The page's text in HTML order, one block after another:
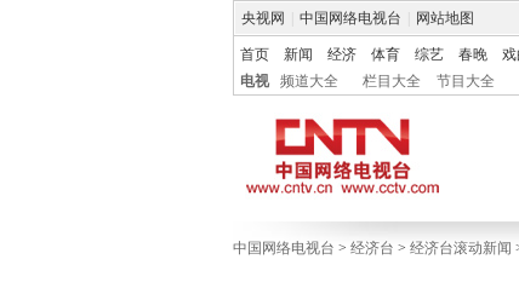
央视网 中国网络电视台 网站地图
首页 新闻 经济 体育 综艺 春晚 戏
电视
频道大全 栏目大全 节目大全
中国网络电视台 > 经济台 > 经济台滚动新闻